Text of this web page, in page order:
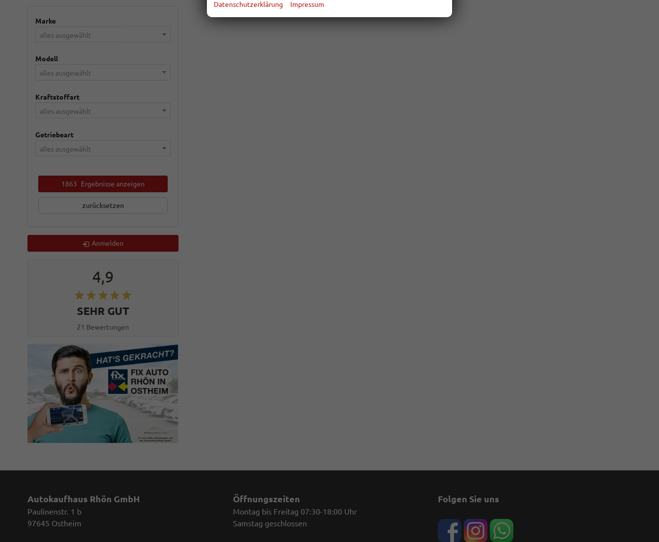
Marke
alles ausgewählt
Modell
alles ausgewählt
Kraftstoffart
alles ausgewählt
Getriebeart
alles ausgewählt
1863 Ergebnisse anzeigen
zurücksetzen
Anmelden
4,9
SEHR GUT
21 Bewertungen
Autokaufhaus Rhön GmbH
Paulinenstr. 1 b
97645 Ostheim
Öffnungszeiten
Montag bis Freitag 07:30-18:00 Uhr
Samstag geschlossen
Folgen Sie uns
Datenschutzerklärung Impressum